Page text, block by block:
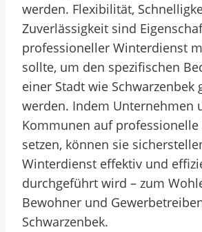
werden. Flexibilität,
Zuverlässigkeit sind
professioneller Winterdienst
sollte, um den spezifischen
einer Stadt wie Schwarzenbek
werden. Indem Unternehmen
Kommunen auf
setzen, können sie
Winterdienst effektiv und
durchgeführt wird – zum
Bewohner und
Schwarzenbek.